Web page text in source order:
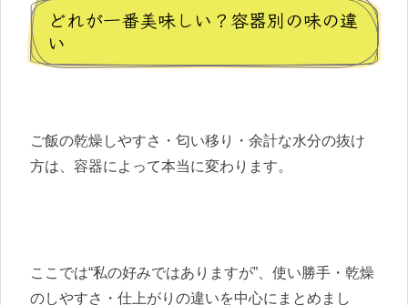
どれが一番美味しい？容器別の味の違
い
ご飯の乾燥しやすさ・匂い移り・余計な水分の抜け
方は、容器によって本当に変わります。
ここでは“私の好みではありますが”、使い勝手・乾燥
のしやすさ・仕上がりの違いを中心にまとめまし